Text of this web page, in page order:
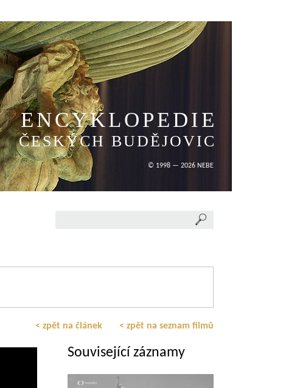
ENCYKLOPEDIE
ČESKÝCH BUDĚJOVIC
© 1998 — 2026 NEBE
< zpět na článek < zpět na seznam filmů
Související záznamy